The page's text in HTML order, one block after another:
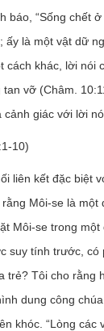
báo, “Sống chết
ấy là một vật dữ
cách khác, lời nói
vỡ (Châm.
giác với lời
10)
liên kết đặc biệt
Môi-se là
Môi-se trong
suy tính trước, có
Tôi cho rằng
dung công
khóc. “Lòng các